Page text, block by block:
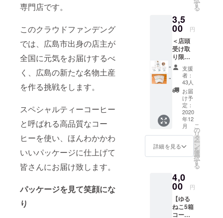
専門店です。
このクラウドファンデング
では、広島市出身の店主が
全国に元気をお届けするべ
く、広島の新たな名物土産
を作る挑戦をします。
スペシャルティーコーヒー
と呼ばれる高品質なコー
ヒーを使い、ほんわかかわ
いいパッケージに仕上げて
皆さんにお届け致します。
パッケージを見て笑顔にな
り
2020年11月
現在、妻と
娘の3人暮ら
妻と娘のお
かげで自分
でも驚くほ
ど前向きに
た。
いつも『人
を前向きに
元気にする
を作りたい
考える、
コーヒー
ロースター
ヒー2種
ちょっ
と苦み
に寄っ
てる
コー
ヒー2種
などな
支援金
額に
は、配
送料金
及び梱
包資材
費用等
れてい
ます。
（粉）
は、一
度でお
届けと
なりま
えてあ
ります
ので牛
乳と混
ぜるだ
けで甘
くてお
いしい
カフェ
オレが
出来上
がりま
す。 カ
フェイ
ンレス
なの
で、お
が、た
くさん
の大人
の方に
もリ
ズ：長
ｍ、幅
１５ｍ
ｍ ゆる
ねこの
デザイ
ンでマ
スキン
グテー
プを作
りま
す。 も
のすご
くかわ
いいマ
ステに
なる予
感がし
０２１
年１～
２月頃
となり
ます。
す
る
3,5
00 円
＜店頭
受け取
り限定
＞ 【ゆ
るねこ5
箱コー
ス】 ●
リター
ン品 ①
ゆるね
こむか
いしま
コー
ヒー5箱
②お好
きなダ
コー
ヒー
バッグ5
個 店頭
受け取
りが可
支援
者：
43人
お届
け予
定：
2020
年12
月
詳細を見る
こ
の
リ
タ
ー
ン
を
選
択
す
る
4,0
00 円
【ゆる
ねこ5箱
コー